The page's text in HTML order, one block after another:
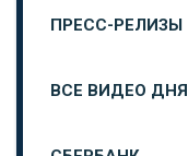
ПРЕСС-РЕЛИЗЫ
ВСЕ ВИДЕО ДНЯ